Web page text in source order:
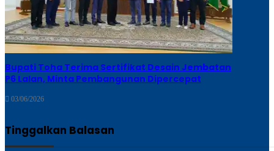
Bupati Toha Terima Sertifikat Desain Jembatan
P6 Lalan, Minta Pembangunan Dipercepat
03/06/2026
Tinggalkan Balasan